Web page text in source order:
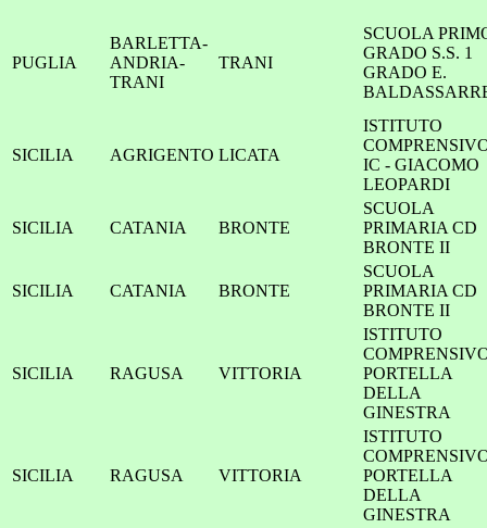
PUGLIA
BARLETTA-
ANDRIA-
TRANI
TRANI
SCUOLA
GRADO S.S. 1
GRADO E.
SICILIA AGRIGENTO LICATA
ISTITUTO
IC - GIACOMO
LEOPARDI
SICILIA CATANIA BRONTE
SCUOLA
PRIMARIA CD
BRONTE II
SICILIA CATANIA BRONTE
SCUOLA
PRIMARIA CD
BRONTE II
SICILIA RAGUSA VITTORIA
ISTITUTO
PORTELLA
DELLA
GINESTRA
SICILIA RAGUSA VITTORIA
ISTITUTO
PORTELLA
DELLA
GINESTRA